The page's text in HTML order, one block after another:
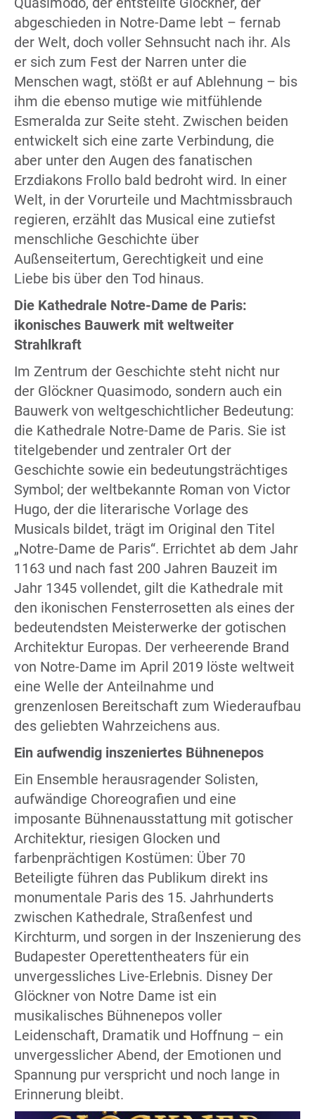
abgeschieden in Notre-Dame lebt – fernab
der Welt, doch voller Sehnsucht nach ihr. Als
er sich zum Fest der Narren unter die
Menschen wagt, stößt er auf Ablehnung – bis
ihm die ebenso mutige wie mitfühlende
Esmeralda zur Seite steht. Zwischen beiden
entwickelt sich eine zarte Verbindung, die
aber unter den Augen des fanatischen
Erzdiakons Frollo bald bedroht wird. In einer
Welt, in der Vorurteile und Machtmissbrauch
regieren, erzählt das Musical eine zutiefst
menschliche Geschichte über
Außenseitertum, Gerechtigkeit und eine
Liebe bis über den Tod hinaus.
Die Kathedrale Notre-Dame de Paris:
ikonisches Bauwerk mit weltweiter
Strahlkraft
Im Zentrum der Geschichte steht nicht nur
der Glöckner Quasimodo, sondern auch ein
Bauwerk von weltgeschichtlicher Bedeutung:
die Kathedrale Notre-Dame de Paris. Sie ist
titelgebender und zentraler Ort der
Geschichte sowie ein bedeutungsträchtiges
Symbol; der weltbekannte Roman von Victor
Hugo, der die literarische Vorlage des
Musicals bildet, trägt im Original den Titel
„Notre-Dame de Paris“. Errichtet ab dem Jahr
1163 und nach fast 200 Jahren Bauzeit im
Jahr 1345 vollendet, gilt die Kathedrale mit
den ikonischen Fensterrosetten als eines der
bedeutendsten Meisterwerke der gotischen
Architektur Europas. Der verheerende Brand
von Notre-Dame im April 2019 löste weltweit
eine Welle der Anteilnahme und
grenzenlosen Bereitschaft zum Wiederaufbau
des geliebten Wahrzeichens aus.
Ein aufwendig inszeniertes Bühnenepos
Ein Ensemble herausragender Solisten,
aufwändige Choreografien und eine
imposante Bühnenausstattung mit gotischer
Architektur, riesigen Glocken und
farbenprächtigen Kostümen: Über 70
Beteiligte führen das Publikum direkt ins
monumentale Paris des 15. Jahrhunderts
zwischen Kathedrale, Straßenfest und
Kirchturm, und sorgen in der Inszenierung des
Budapester Operettentheaters für ein
unvergessliches Live-Erlebnis. Disney Der
Glöckner von Notre Dame ist ein
musikalisches Bühnenepos voller
Leidenschaft, Dramatik und Hoffnung – ein
unvergesslicher Abend, der Emotionen und
Spannung pur verspricht und noch lange in
Erinnerung bleibt.